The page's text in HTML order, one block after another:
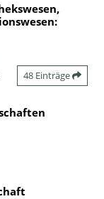
48 Einträge